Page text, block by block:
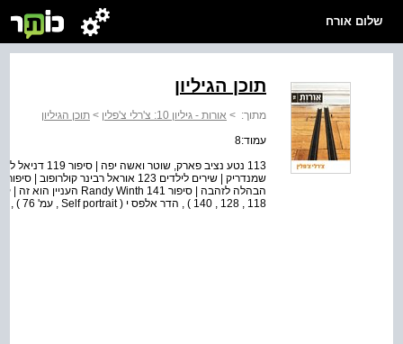
שלום אורח
תוכן הגיליון
מתוך: > אורות - גיליון 10: צ'רלי צ'פלין > תוכן הגיליון
עמוד:8
113 נטע נציב
118 , 128 , 140 ) , הדר אלפס י ( Self portrait , עמ' 76 ) , ליאב עציון ( עמ' 13 , 14 , 40 , 86 )